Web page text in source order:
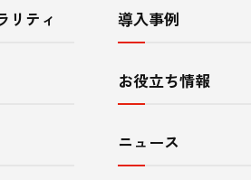
リティ 導入事例
お役立ち情報
ニュース